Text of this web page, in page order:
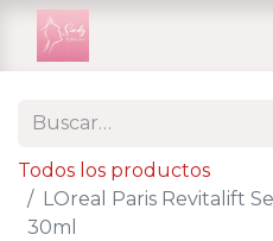
Todos los productos
LOreal Paris Revitalift
30ml